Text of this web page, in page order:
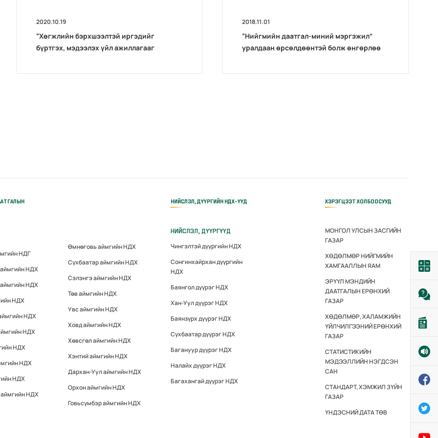
2020.10.19
“Хөгжлийн бэрхшээлтэй иргэдийг
бүртгэх, мэдээлэх үйл ажиллагааг
2018.11.01
“Нийгмийн даатгал-миний мэргэжил”
уралдаан өрсөлдөөнтэй болж өнгөрлөө
НДГ
НДХ
НДХ
НДХ
НДХ
НДХ
НДХ
НДХ
НДХ
НДХ
Өмнөговь аймгийн НДХ
Сүхбаатар аймгийн НДХ
Сэлэнгэ аймгийн НДХ
Төв аймгийн НДХ
Увс аймгийн НДХ
Ховд аймгийн НДХ
Хөвсгөл аймгийн НДХ
Хэнтий аймгийн НДХ
Дархан-Уул аймгийн НДХ
Орхон аймгийн НДХ
Говьсүмбэр аймгийн НДХ
НИЙСЛЭЛ, ДҮҮРГИЙН НДХ-ҮҮД
НИЙСЛЭЛ, ДҮҮРГҮҮД
Чингэлтэй дүүргийн НДХ
Сонгинхайрхан дүүргийн
НДХ
Баянгол дүүрэг НДХ
Хан-Уул дүүрэг НДХ
Баянзүрх дүүрэг НДХ
Сүхбаатар дүүрэг НДХ
Багануур дүүрэг НДХ
Налайх дүүрэг НДХ
Багахангай дүүрэг НДХ
ХЭРЭГЦЭЭТ ХОЛБООСУУД
МОНГОЛ УЛСЫН ЗАСГИЙН
ГАЗАР
ХӨДӨЛМӨР НИЙГМИЙН
ХАМГААЛЛЫН ЯАМ
ЭРҮҮЛ МЭНДИЙН
ДААТГАЛЫН ЕРӨНХИЙ
ГАЗАР
ХӨДӨЛМӨР, ХАЛАМЖИЙН
ҮЙЛЧИЛГЭЭНИЙ ЕРӨНХИЙ
ГАЗАР
СТАТИСТИКИЙН
МЭДЭЭЛЛИЙН НЭГДСЭН
САН
СТАНДАРТ, ХЭМЖИЛ ЗҮЙН
ГАЗАР
ҮНДЭСНИЙ ДАТА ТӨВ